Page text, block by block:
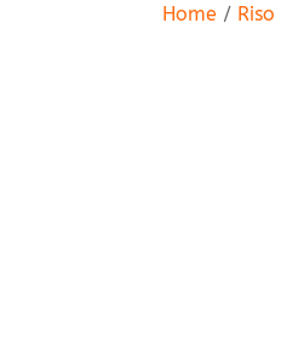
Home / Riso